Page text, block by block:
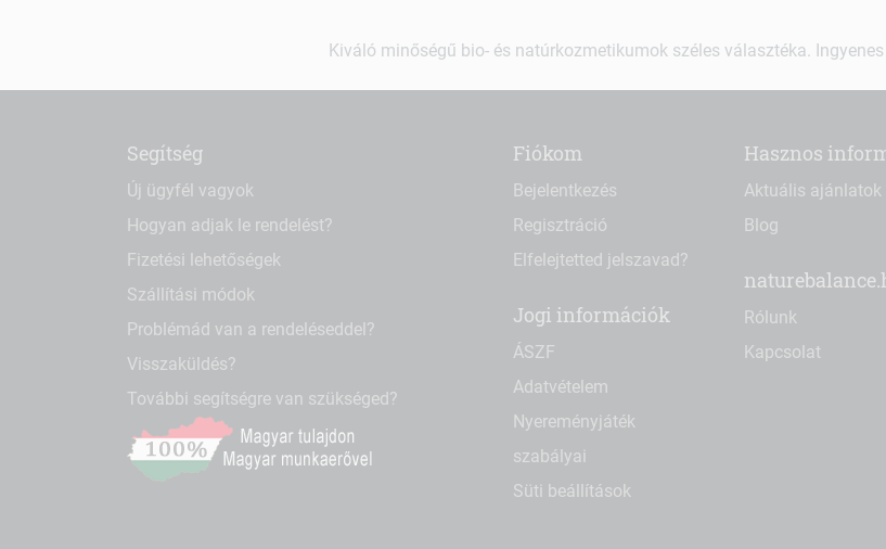
Kiváló minőségű bio- és natúrkozmetikumok széles választéka.
Segítség
Új ügyfél vagyok
Hogyan adjak le rendelést?
Fizetési lehetőségek
Szállítási módok
Problémád van a rendeléseddel?
Visszaküldés?
További segítségre van szükséged?
Fiókom
Bejelentkezés
Regisztráció
Elfelejtetted jelszavad?
Jogi információk
ÁSZF
Adatvételem
Nyereményjáték
szabályai
Süti beállítások
Hasznos
Aktuális ajánlatok
Blog
Rólunk
Kapcsolat